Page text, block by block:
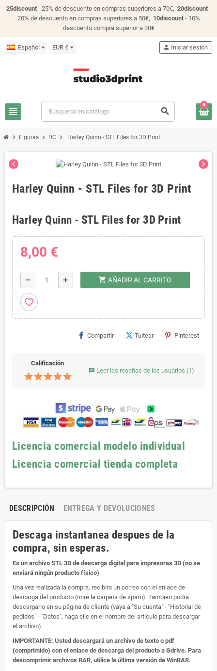
25discount- 25% de descuento en compras superiores a 70€, 20discount-
20% de descuento en compras superiores a 50€, 10discount- 10%
descuento compra superior a 30€
Español EUR €
view_headline search
person Iniciar sesión
0
chevron_right Figuras chevron_right DC chevron_right Harley Quinn - STL Files for 3D Print
chevron_left chevron_right
Harley Quinn - STL Files for 3D Print
Harley Quinn - STL Files for 3D Print
8,00 €
remove add shopping_cart AÑADIR AL CARRITO
favorite_border
Compartir Tuitear Pinterest
Calificación
chat Leer las reseñas de los usuarios (1)
Licencia comercial modelo individual
Licencia comercial tienda completa
DESCRIPCIÓN ENTREGA Y DEVOLUCIONES
Descaga instantanea despues de la
compra, sin esperas.
Es un archivo STL 3D de descarga digital para impresoras 3D (no se
enviará ningún producto físico)
Una vez realizada la compra, recibira un correo con el enlace de
descarga del producto (mire la carpeta de spam). Tambien podra
descargarlo en su página de cliente (vaya a "Su cuenta" - "Historial de
pedidos" - "Datos", haga clic en el nombre del artículo para descargar
el archivo).
IMPORTANTE: Usted descargará un archivo de texto o pdf
(comprimido) con el enlace de descarga del producto a Gdrive. Para
descomprimir archivos RAR, utilice la última versión de WinRAR.